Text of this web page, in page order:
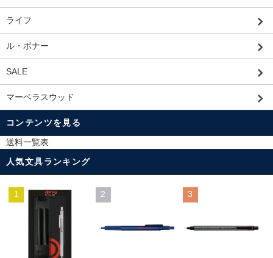
ライフ
ル・ボナー
SALE
マーベラスウッド
コンテンツを見る
送料一覧表
人気文具ランキング
1 2 3